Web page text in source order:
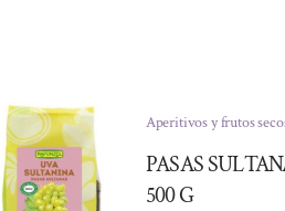
Aperitivos y frutos
PASAS
500 G